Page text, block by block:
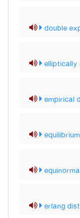
double
empirical
erlang